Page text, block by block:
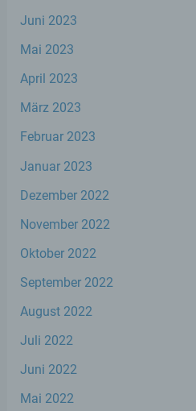
Juni 2023
Mai 2023
April 2023
März 2023
Februar 2023
Januar 2023
Dezember 2022
November 2022
Oktober 2022
September 2022
August 2022
Juli 2022
Juni 2022
Mai 2022
f)
personenbezogener
ohne Hinzuziehung
betroffenen Person
können, sofern diese
Informationen
werden und
organisatorischen
die gewährleisten,
identifizierten oder
g) Verantwortlicher
Verantwortlicher